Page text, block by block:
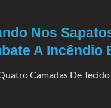
Nos
A Incêndio
Camadas De